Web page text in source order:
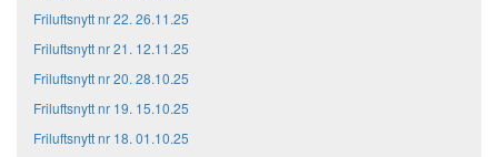
Friluftsnytt nr 22. 26.11.25
Friluftsnytt nr 21. 12.11.25
Friluftsnytt nr 20. 28.10.25
Friluftsnytt nr 19. 15.10.25
Friluftsnytt nr 18. 01.10.25